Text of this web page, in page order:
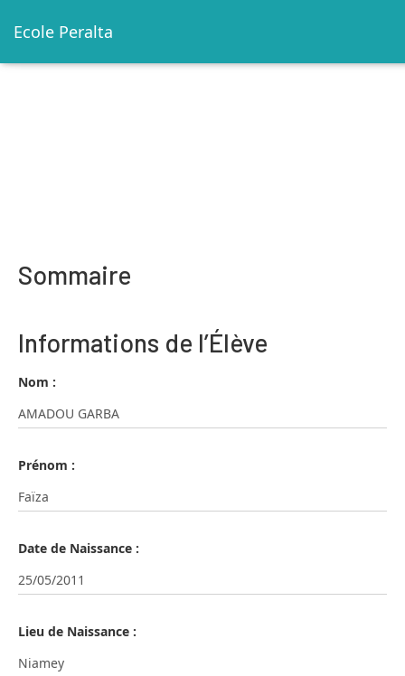
Ecole Peralta
Sommaire
Informations de l’Élève
Nom :
Prénom :
Date de Naissance :
Lieu de Naissance :